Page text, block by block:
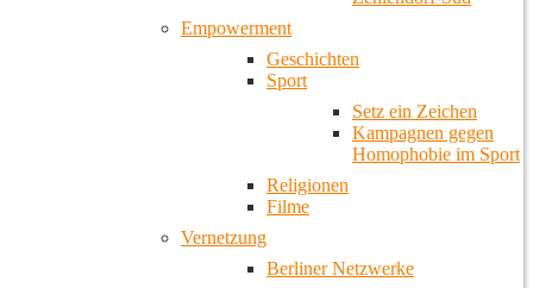
Empowerment
Geschichten
Sport
Setz ein Zeichen
Kampagnen gegen
Homophobie im Sport
Religionen
Filme
Vernetzung
Berliner Netzwerke